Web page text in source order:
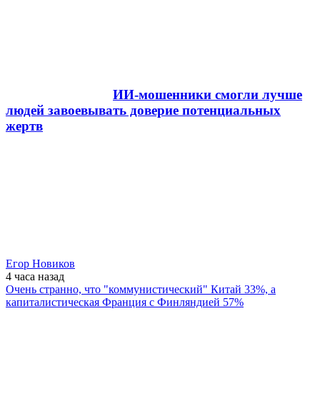
ИИ-мошенники смогли лучше
людей завоевывать доверие потенциальных
жертв
Егор Новиков
4 часа назад
Очень странно, что "коммунистический" Китай 33%, а
капиталистическая Франция с Финляндией 57%